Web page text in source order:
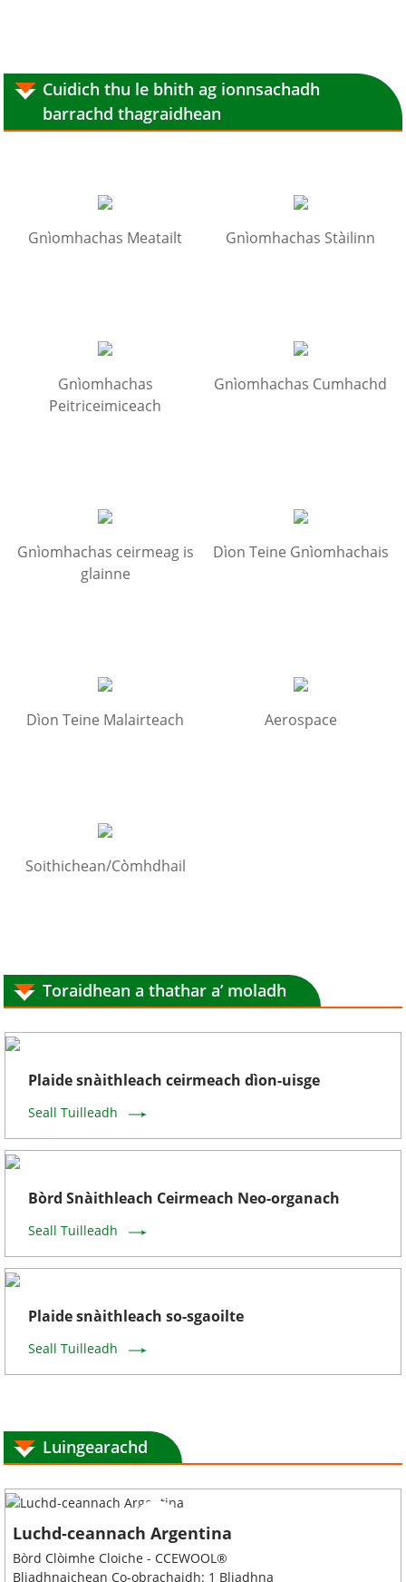
Cuidich thu le bhith ag ionnsachadh
barrachd thagraidhean
Gnìomhachas Meatailt Gnìomhachas Stàilinn
Gnìomhachas
Peitriceimiceach
Gnìomhachas Cumhachd
Gnìomhachas ceirmeag is
glainne
Dìon Teine Gnìomhachais
Dìon Teine Malairteach Aerospace
Soithichean/Còmhdhail
Toraidhean a thathar a’ moladh
Plaide snàithleach ceirmeach dìon-uisge
Seall Tuilleadh
Bòrd Snàithleach Ceirmeach Neo-organach
Seall Tuilleadh
Plaide snàithleach so-sgaoilte
Seall Tuilleadh
Luingearachd
Luchd-ceannach Argentina
Bòrd Clòimhe Cloiche - CCEWOOL®
Bliadhnaichean Co-obrachaidh: 1 Bliadhna